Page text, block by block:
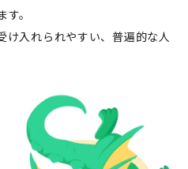
す。
け入れられやすい、普遍的な人